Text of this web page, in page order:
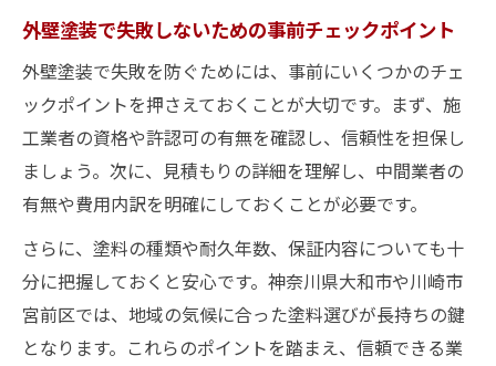
外壁塗装で失敗しないための事前チェックポイント
外壁塗装で失敗を防ぐためには、事前にいくつかのチェ
ックポイントを押さえておくことが大切です。まず、施
工業者の資格や許認可の有無を確認し、信頼性を担保し
ましょう。次に、見積もりの詳細を理解し、中間業者の
有無や費用内訳を明確にしておくことが必要です。
さらに、塗料の種類や耐久年数、保証内容についても十
分に把握しておくと安心です。神奈川県大和市や川崎市
宮前区では、地域の気候に合った塗料選びが長持ちの鍵
となります。これらのポイントを踏まえ、信頼できる業